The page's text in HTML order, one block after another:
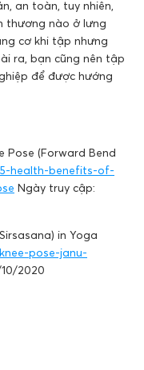
an toàn, tuy nhiên,
thương nào ở lưng
cơ khi tập nhưng
ra, bạn cũng nên tập
để được hướng
Pose (Forward Bend
health-benefits-of-
Ngày truy cập:
in Yoga
pose-janu-
2020